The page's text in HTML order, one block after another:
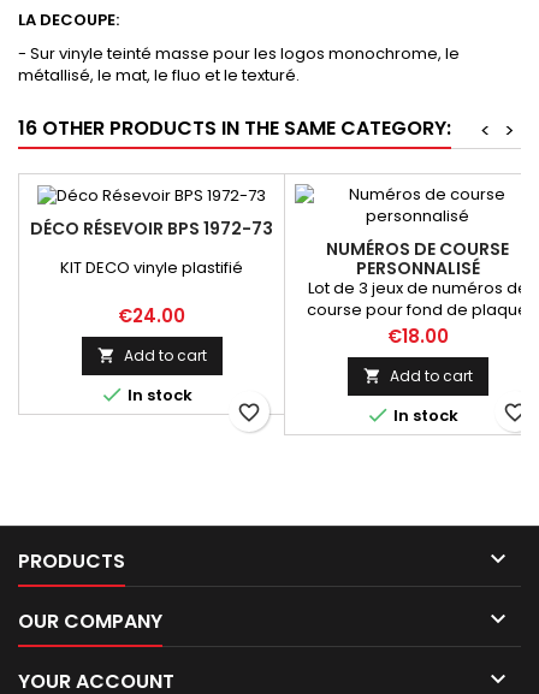
LA DECOUPE:
- Sur vinyle teinté masse pour les logos monochrome, le
métallisé, le mat, le fluo et le texturé.
16 OTHER PRODUCTS IN THE SAME CATEGORY: >
<
DÉCO RÉSEVOIR BPS 1972-73
KIT DECO vinyle plastifié
Price
€24.00
 Add to cart
 In stock
favorite_border
NUMÉROS DE COURSE
PERSONNALISÉ
Lot de 3 jeux de numéros de
course pour fond de plaque
moto Lettres adhésive teinté
masse sous transfert Après la
commande, envoyez nous un
mail afin de valider les
numéros, couleur et
dimensions . Vous recevrez
Price
€18.00
 Add to cart
 In stock favorite_border
PRODUCTS 
OUR COMPANY 
YOUR ACCOUNT 